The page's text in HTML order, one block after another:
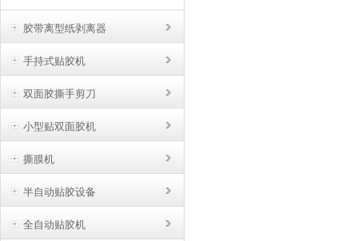
胶带离型纸剥离器
手持式贴胶机
双面胶撕手剪刀
小型贴双面胶机
撕膜机
半自动贴胶设备
全自动贴胶机